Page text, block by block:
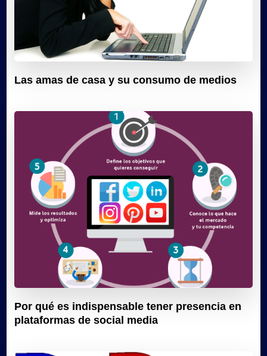
Las amas de casa y su consumo de medios
Por qué es indispensable tener presencia en
plataformas de social media